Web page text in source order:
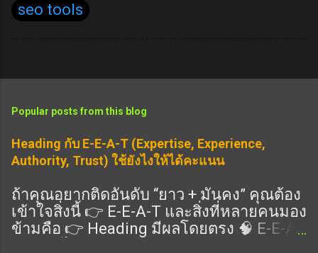
seo tools
Popular posts from this blog
Heading กับ E-E-A-T (Expertise, Experience,
Authority, Trust) ใช้ยังไงให้ได้คะแนน
ถ้าคุณอยากติดอันดับ “ยาว + มั่นคง” คุณต้อง
เข้าใจสิ่งนี้ 👉 E-E-A-T และสิ่งที่หลายคนมอง
ข้ามคือ 👉 Heading มีผลโดยตรง 🧠 E-E-A-